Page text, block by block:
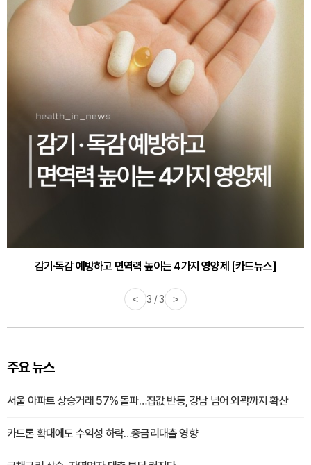
감기·독감 예방하고 면역력 높이는 4가지 영양제 [카드뉴스]
< 3 / 3 >
주요 뉴스
서울 아파트 상승거래 57% 돌파…집값 반등, 강남 넘어 외곽까지 확산
카드론 확대에도 수익성 하락…중금리대출 영향